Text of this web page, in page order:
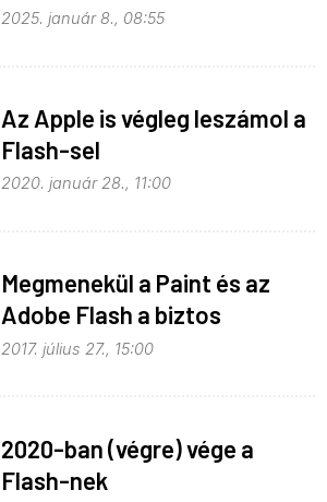
2025. január 8., 08:55
Az Apple is végleg leszámol a
Flash-sel
2020. január 28., 11:00
Megmenekül a Paint és az
Adobe Flash a biztos
halálból?
2017. július 27., 15:00
2020-ban (végre) vége a
Flash-nek